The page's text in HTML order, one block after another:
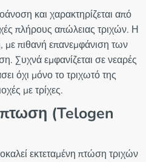
και χαρακτηρίζεται από
πλήρους απώλειας τριχών. Η
με πιθανή επανεμφάνιση των
Συχνά εμφανίζεται σε νεαρές
όχι μόνο το τριχωτό της
με τρίχες.
(Telogen
εκτεταμένη πτώση τριχών